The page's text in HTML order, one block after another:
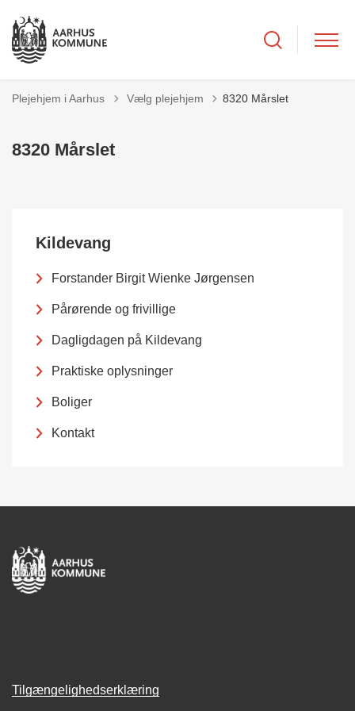
Plejehjem i Aarhus Tilbage til
Vælg plejehjem 8320 Mårslet
8320 Mårslet
Kildevang
Forstander Birgit Wienke Jørgensen
Pårørende og frivillige
Dagligdagen på Kildevang
Praktiske oplysninger
Boliger
Kontakt
Tilgængelighedserklæring